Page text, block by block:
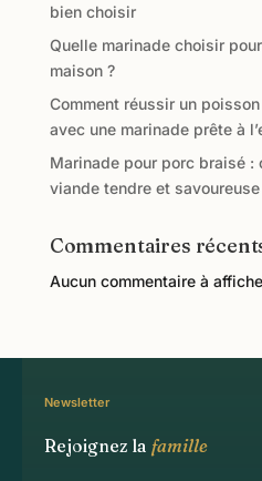
bien choisir
Quelle marinade choisir
maison ?
Comment réussir un
avec une marinade prête à
Marinade pour porc braisé :
viande tendre et savoureuse
Commentaires
Aucun commentaire à
Newsletter
Rejoignez la famille